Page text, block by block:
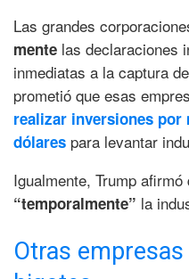
Las grandes
mente las declaraciones
inmediatas a la captura
prometió que esas
realizar inversiones por
dólares para levantar
Igualmente, Trump
“temporalmente” la
Otras